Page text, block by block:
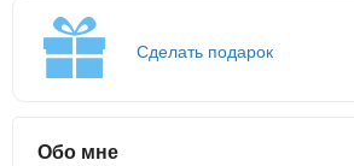
Сделать подарок
Обо мне